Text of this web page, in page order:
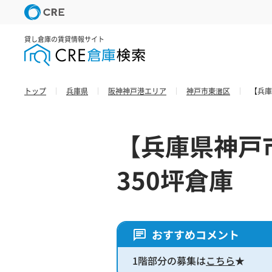
貸し倉庫の賃貸情報サイト
トップ 兵庫県 阪神神戸港エリア 神戸市東灘区 【兵
【兵庫県神
350坪倉庫
おすすめコメント
1階部分の募集はこちら★